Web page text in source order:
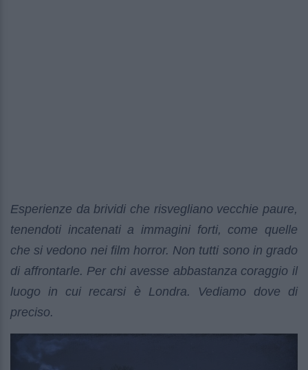
Esperienze da brividi che risvegliano vecchie paure,
tenendoti incatenati a immagini forti, come quelle
che si vedono nei film horror. Non tutti sono in grado
di affrontarle. Per chi avesse abbastanza coraggio il
luogo in cui recarsi è Londra. Vediamo dove di
preciso.